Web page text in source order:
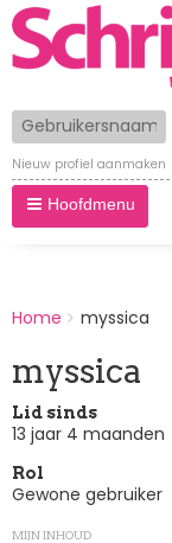
Gebruikersnaam
Nieuw profiel aanmaken
Hoofdmenu
BREADCRUMBS
You
here:
Home myssica
myssica
Lid sinds
13 jaar 4 maanden
Rol
Gewone gebruiker
MIJN INHOUD